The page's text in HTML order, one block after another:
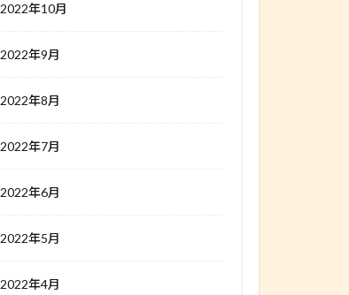
2022年10月
2022年9月
2022年8月
2022年7月
2022年6月
2022年5月
2022年4月